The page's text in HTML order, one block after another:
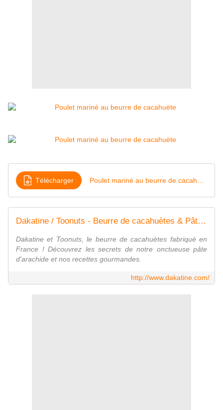
Télécharger
Dakatine / Toonuts - Beurre de cacahuètes & Pâte d'arachide
Dakatine et Toonuts, le beurre de cacahuètes fabriqué en
France ! Découvrez les secrets de notre onctueuse pâte
d'arachide et nos recettes gourmandes.
http://www.dakatine.com/